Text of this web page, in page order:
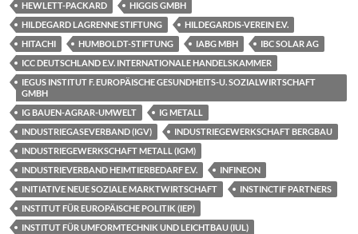
HEWLETT-PACKARD
HIGGIS GMBH
HILDEGARD LAGRENNE STIFTUNG
HILDEGARDIS-VEREIN E.V.
HITACHI
HUMBOLDT-STIFTUNG IABG MBH
IBC SOLAR AG
ICC DEUTSCHLAND E.V. INTERNATIONALE HANDELSKAMMER
IEGUS INSTITUT F. EUROPÄISCHE GESUNDHEITS-U. SOZIALWIRTSCHAFT
GMBH
IG BAUEN-AGRAR-UMWELT
IG METALL
INDUSTRIEGASEVERBAND (IGV)
INDUSTRIEGEWERKSCHAFT BERGBAU
INDUSTRIEGEWERKSCHAFT METALL (IGM)
INDUSTRIEVERBAND HEIMTIERBEDARF E.V.
INFINEON
INITIATIVE NEUE SOZIALE MARKTWIRTSCHAFT
INSTINCTIF PARTNERS
INSTITUT FÜR EUROPÄISCHE POLITIK (IEP)
INSTITUT FÜR UMFORMTECHNIK UND LEICHTBAU (IUL)